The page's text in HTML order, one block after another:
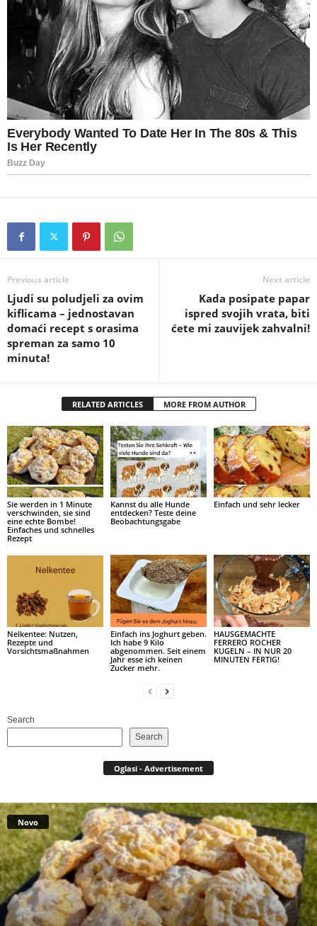
Previous article
Ljudi su poludjeli za ovim
kiflicama – jednostavan
domaći recept s orasima
spreman za samo 10
minuta!
Next article
Kada posipate papar
ispred svojih vrata, biti
ćete mi zauvijek zahvalni!
RELATED ARTICLES MORE FROM AUTHOR
Sie werden in 1 Minute
verschwinden, sie sind
eine echte Bombe!
Einfaches und schnelles
Rezept
Kannst du alle Hunde
entdecken? Teste deine
Beobachtungsgabe
Einfach und sehr lecker
Nelkentee: Nutzen,
Rezepte und
Vorsichtsmaßnahmen
Einfach ins Joghurt geben.
Ich habe 9 Kilo
abgenommen. Seit einem
Jahr esse ich keinen
Zucker mehr.
HAUSGEMACHTE
FERRERO ROCHER
KUGELN – IN NUR 20
MINUTEN FERTIG!
Search
Search
Oglasi - Advertisement
Novo